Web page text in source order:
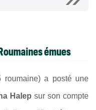
émues
roumaine) a posté une
Halep sur son compte